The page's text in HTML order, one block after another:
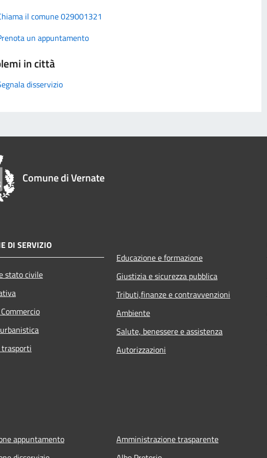
il comune 029001321
un appuntamento
in città
disservizio
Comune di Vernate
DI SERVIZIO
stato civile
Educazione e formazione
Giustizia e sicurezza pubblica
Tributi,finanze e contravvenzioni
Ambiente
Salute, benessere e assistenza
Autorizzazioni
appuntamento
Amministrazione trasparente